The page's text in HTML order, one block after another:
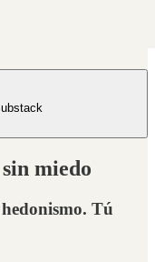
miedo
Tú